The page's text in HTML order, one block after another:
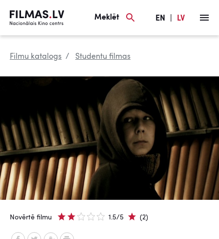
Meklēt EN LV
Filmu katalogs Studentu filmas
Novērtē filmu 1.5/5 (2)